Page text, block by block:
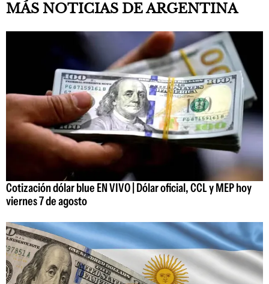
MÁS NOTICIAS DE ARGENTINA
Cotización dólar blue EN VIVO | Dólar oficial, CCL y MEP hoy
viernes 7 de agosto